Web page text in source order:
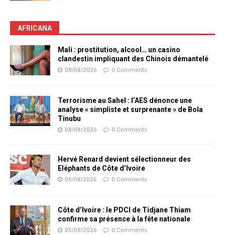
AFRICANA
Mali : prostitution, alcool… un casino
clandestin impliquant des Chinois démantelé
08/08/2026 0 Comments
Terrorisme au Sahel : l’AES dénonce une
analyse « simpliste et surprenante » de Bola
Tinubu
08/08/2026 0 Comments
Hervé Renard devient sélectionneur des
Eléphants de Côte d’Ivoire
05/08/2026 0 Comments
Côte d’Ivoire : le PDCI de Tidjane Thiam
confirme sa présence à la fête nationale
05/08/2026 0 Comments